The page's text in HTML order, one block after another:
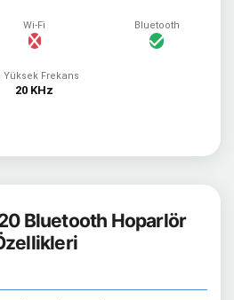
Wi-Fi Bluetooth
Yüksek Frekans
20 KHz
Bluetooth Hoparlör